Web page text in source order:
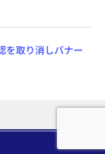
を取り消しバナー